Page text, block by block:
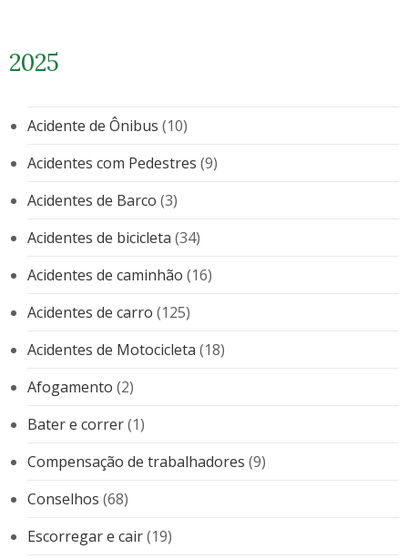
2025
Acidente de Ônibus (10)
Acidentes com Pedestres (9)
Acidentes de Barco (3)
Acidentes de bicicleta (34)
Acidentes de caminhão (16)
Acidentes de carro (125)
Acidentes de Motocicleta (18)
Afogamento (2)
Bater e correr(1)
Compensação de trabalhadores (9)
Conselhos (68)
Escorregar e cair(19)